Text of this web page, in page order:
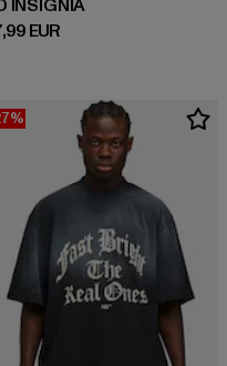
EUR
INSIGNIA
EUR
courant: 37,99 EUR